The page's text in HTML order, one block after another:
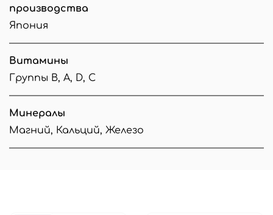
производства
Япония
Витамины
Группы B, А, D, С
Минералы
Магний, Кальций, Железо